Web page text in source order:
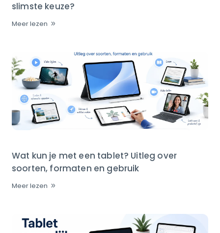
slimste keuze?
Meer lezen
Wat kun je met een tablet? Uitleg over
soorten, formaten en gebruik
Meer lezen